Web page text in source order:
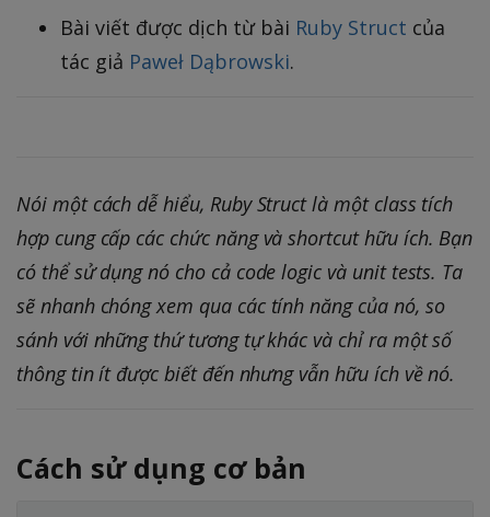
Bài viết được dịch từ bài Ruby Struct của
tác giả Paweł Dąbrowski.
Nói một cách dễ hiểu, Ruby Struct là một class tích
hợp cung cấp các chức năng và shortcut hữu ích. Bạn
có thể sử dụng nó cho cả code logic và unit tests. Ta
sẽ nhanh chóng xem qua các tính năng của nó, so
sánh với những thứ tương tự khác và chỉ ra một số
thông tin ít được biết đến nhưng vẫn hữu ích về nó.
Cách sử dụng cơ bản